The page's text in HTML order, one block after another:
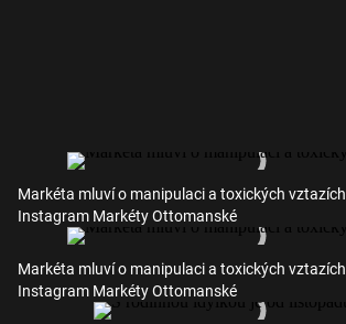
Markéta mluví o manipulaci a toxických vztazích
Instagram Markéty Ottomanské
Markéta mluví o manipulaci a toxických vztazích
Instagram Markéty Ottomanské